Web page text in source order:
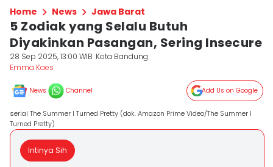
Home News Jawa Barat
5 Zodiak yang Selalu Butuh
Diyakinkan Pasangan, Sering Insecure
28 Sep 2025, 13:00 WIB Kota Bandung
Emma Kaes
News Channel Add Us on Google
serial The Summer I Turned Pretty (dok. Amazon Prime Video/The Summer I
Turned Pretty)
Intinya Sih